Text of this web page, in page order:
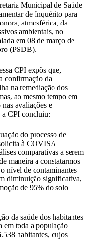
Municipal de Saúde
de Inquérito para
atmosférica, da
ambientais, no
em 08 de março de
(PSDB).
CPI expôs que,
confirmação da
na remediação dos
ao mesmo tempo em
avaliações e
a CPI concluiu:
do processo de
à COVISA
comparativas a serem
maneira a constatarmos
nível de contaminantes
diminuição significativa,
de 95% do solo
da saúde dos habitantes
em toda a população
habitantes, cujos